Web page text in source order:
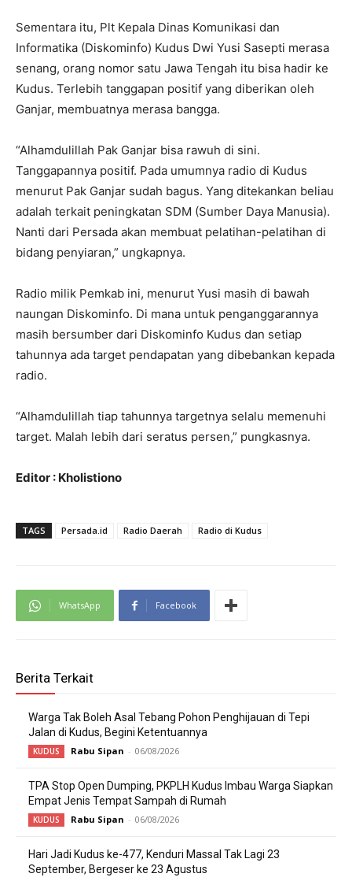
Sementara itu, Plt Kepala Dinas Komunikasi dan
Informatika (Diskominfo) Kudus Dwi Yusi Sasepti merasa
senang, orang nomor satu Jawa Tengah itu bisa hadir ke
Kudus. Terlebih tanggapan positif yang diberikan oleh
Ganjar, membuatnya merasa bangga.
“Alhamdulillah Pak Ganjar bisa rawuh di sini.
Tanggapannya positif. Pada umumnya radio di Kudus
menurut Pak Ganjar sudah bagus. Yang ditekankan beliau
adalah terkait peningkatan SDM (Sumber Daya Manusia).
Nanti dari Persada akan membuat pelatihan-pelatihan di
bidang penyiaran,” ungkapnya.
Radio milik Pemkab ini, menurut Yusi masih di bawah
naungan Diskominfo. Di mana untuk penganggarannya
masih bersumber dari Diskominfo Kudus dan setiap
tahunnya ada target pendapatan yang dibebankan kepada
radio.
“Alhamdulillah tiap tahunnya targetnya selalu memenuhi
target. Malah lebih dari seratus persen,” pungkasnya.
Editor : Kholistiono
TAGS Persada.id Radio Daerah Radio di Kudus
WhatsApp Facebook
Berita Terkait
Warga Tak Boleh Asal Tebang Pohon Penghijauan di Tepi
Jalan di Kudus, Begini Ketentuannya
KUDUS Rabu Sipan - 06/08/2026
TPA Stop Open Dumping, PKPLH Kudus Imbau Warga Siapkan
Empat Jenis Tempat Sampah di Rumah
KUDUS Rabu Sipan - 06/08/2026
Hari Jadi Kudus ke-477, Kenduri Massal Tak Lagi 23
September, Bergeser ke 23 Agustus